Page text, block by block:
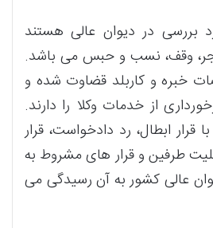
بررسی در دیوان عالی هستند
وقف، نسب و حبس می باشد.
خبره و کاربلد قضاوت شده و
از خدمات وکلا را دارند.
قرار ابطال، رد دادخواست، قرار
طرفین و قرار های مشروط به
عالی کشور به آن رسیدگی می